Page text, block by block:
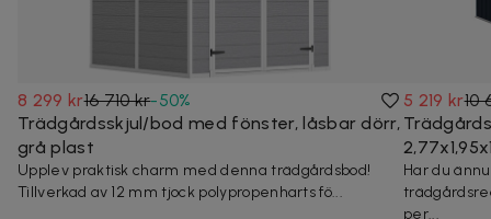
8 299 kr16 710 kr-50%
Trädgårdsskjul/bod med fönster, låsbar dörr,
grå plast
Upplev praktisk charm med denna trädgårdsbod!
Tillverkad av 12 mm tjock polypropenharts fö...
5 219 kr10
Har du
per...